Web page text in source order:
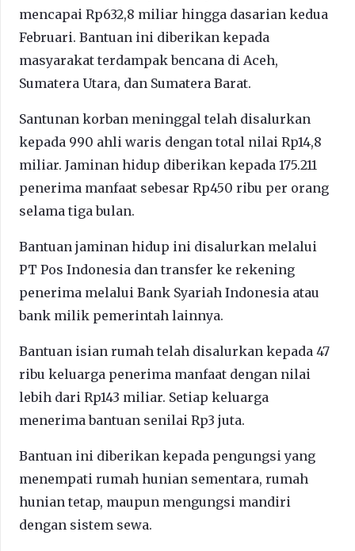
mencapai Rp632,8 miliar hingga dasarian kedua
Februari. Bantuan ini diberikan kepada
masyarakat terdampak bencana di Aceh,
Sumatera Utara, dan Sumatera Barat.
Santunan korban meninggal telah disalurkan
kepada 990 ahli waris dengan total nilai Rp14,8
miliar. Jaminan hidup diberikan kepada 175.211
penerima manfaat sebesar Rp450 ribu per orang
selama tiga bulan.
Bantuan jaminan hidup ini disalurkan melalui
PT Pos Indonesia dan transfer ke rekening
penerima melalui Bank Syariah Indonesia atau
bank milik pemerintah lainnya.
Bantuan isian rumah telah disalurkan kepada 47
ribu keluarga penerima manfaat dengan nilai
lebih dari Rp143 miliar. Setiap keluarga
menerima bantuan senilai Rp3 juta.
Bantuan ini diberikan kepada pengungsi yang
menempati rumah hunian sementara, rumah
hunian tetap, maupun mengungsi mandiri
dengan sistem sewa.